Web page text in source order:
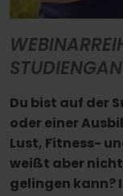
Du bist auf der
oder einer
Lust, Fitness-
weißt aber
gelingen kann?